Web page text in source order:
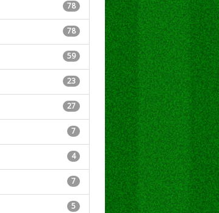
78
78
59
23
27
7
4
7
5